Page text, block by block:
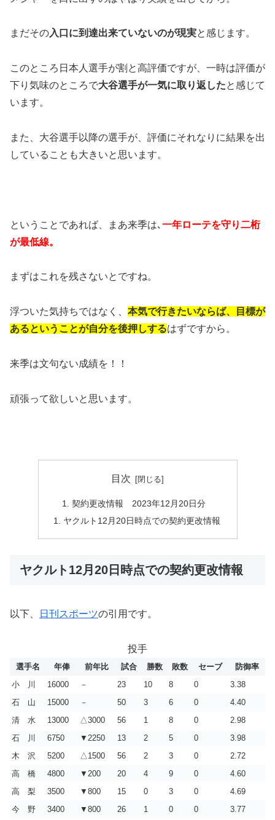
まだその入口に到達出来ていないのが現実と感じます。
このところ日本人選手が割と高評価ですが、一時は評価が
下り気味のところで大谷選手が一気に取り返したと感じて
います。
また、大谷選手以降の選手が、評価にそれなりに結果を出
していることも大きいと思います。
ということであれば、まあ来季は､ 一年ローテを守り二桁
が最低線。
まずはこれを残さないとですね。
浮ついた気持ちではなく、 本気で行きたいならば、目標が
あるということが自分を後押しするはずですから。
来季は文句ない成績を！！
頑張って欲しいと思います。
目次
契約更改情報 2023年12月20日分
ヤクルト12月20日時点での契約更改情報
ヤクルト12月20日時点での契約更改情報
以下、 日刊スポーツの引用です。
投手
選手名 年俸 前年比 試合 勝数 敗数 セーブ
防御率
小 川
16000 － 23 10 8 0
3.38
石 山
15000 － 50 3 6 0
4.40
清 水
13000 △3000 56 1 8 0
2.98
石 川
6750 ▼2250 13 2 5 0
3.98
木 沢
5200 △1500 56 2 3 0
2.72
高 橋
4800 ▼200 20 4 9 0
4.60
高 梨
3500 ▼800 15 0 3 0
4.69
今 野
3400 ▼800 26 1 0 0 3.77